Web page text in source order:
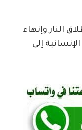
النار وإنهاء
إلى